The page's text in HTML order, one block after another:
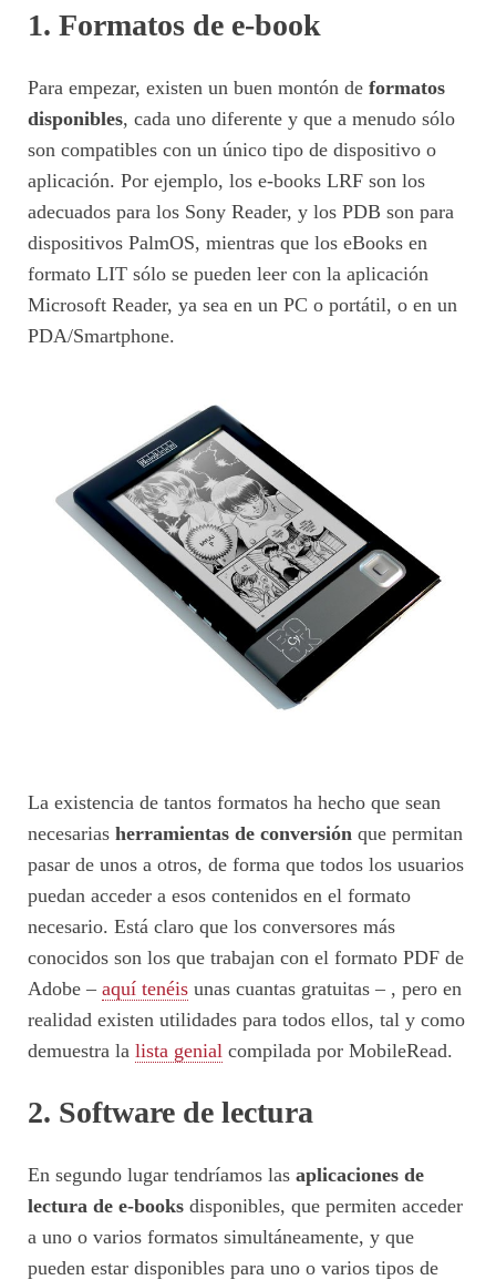
1. Formatos de e-book
Para empezar, existen un buen montón de formatos
disponibles, cada uno diferente y que a menudo sólo
son compatibles con un único tipo de dispositivo o
aplicación. Por ejemplo, los e-books LRF son los
adecuados para los Sony Reader, y los PDB son para
dispositivos PalmOS, mientras que los eBooks en
formato LIT sólo se pueden leer con la aplicación
Microsoft Reader, ya sea en un PC o portátil, o en un
PDA/Smartphone.
La existencia de tantos formatos ha hecho que sean
necesarias herramientas de conversión que permitan
pasar de unos a otros, de forma que todos los usuarios
puedan acceder a esos contenidos en el formato
necesario. Está claro que los conversores más
conocidos son los que trabajan con el formato PDF de
Adobe – aquí tenéis unas cuantas gratuitas – , pero en
realidad existen utilidades para todos ellos, tal y como
demuestra la lista genial compilada por MobileRead.
2. Software de lectura
En segundo lugar tendríamos las aplicaciones de
lectura de e-books disponibles, que permiten acceder
a uno o varios formatos simultáneamente, y que
pueden estar disponibles para uno o varios tipos de